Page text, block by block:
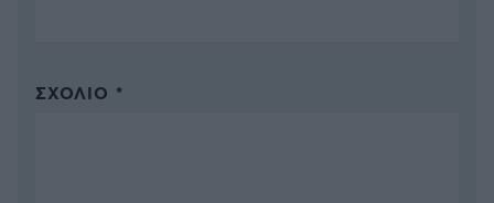
ΣΧΌΛΙΟ *